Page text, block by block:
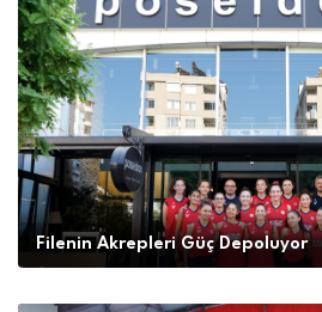
Filenin Akrepleri Güç Depoluyor